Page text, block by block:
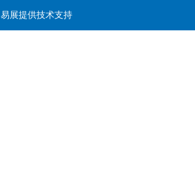
易展提供技术支持